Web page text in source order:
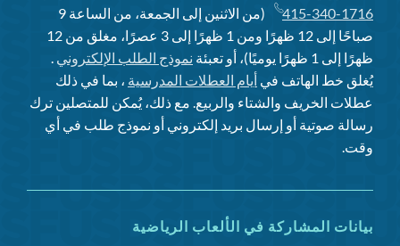
415-340-1716
(من الاثنين إلى الجمعة، من الساعة 9
صباحًا إلى 12 ظهرًا ومن 1 ظهرًا إلى 3 عصرًا، مغلق من 12
ظهرًا إلى 1 ظهرًا يوميًا)، أو تعبئة
نموذج الطلب الإلكتروني .
يُغلق خط الهاتف في أيام العطلات المدرسية ، بما في ذلك
عطلات الخريف والشتاء والربيع. مع ذلك، يُمكن للمتصلين ترك
رسالة صوتية أو إرسال بريد إلكتروني أو نموذج طلب في أي
وقت.
بيانات المشاركة في الألعاب الرياضية